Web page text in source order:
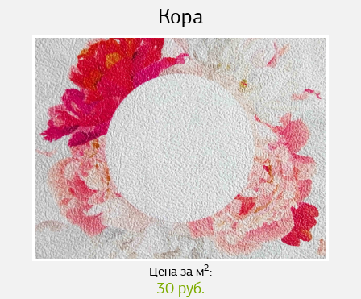
Кора
Цена за м2:
30 руб.